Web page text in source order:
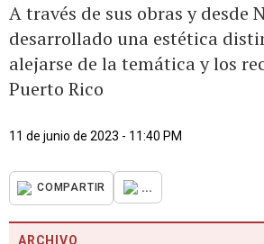
A través de sus obras y desde
desarrollado una estética
alejarse de la temática y los
Puerto Rico
11 de junio de 2023 - 11:40 PM
COMPARTIR ...
ARCHIVO